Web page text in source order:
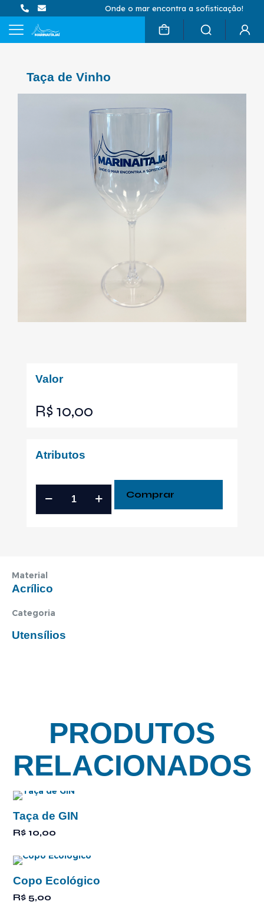
Onde o mar encontra a sofisticação!
Taça de Vinho
Valor
R$10,00
Atributos
Comprar
Material
Acrílico
Categoria
Utensílios
PRODUTOS
RELACIONADOS
Taça de GIN
R$ 10,00
Copo Ecológico
R$ 5,00